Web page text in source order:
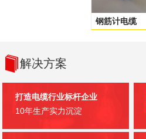
钢筋计电缆
解决方案
打造电缆行业标杆企业
10年生产实力沉淀